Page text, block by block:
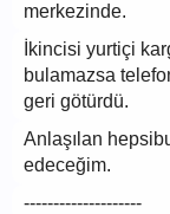
merkezinde.
İkincisi yurtiçi
bulamazsa
geri götürdü.
Anlaşılan
edeceğim.
--------------------